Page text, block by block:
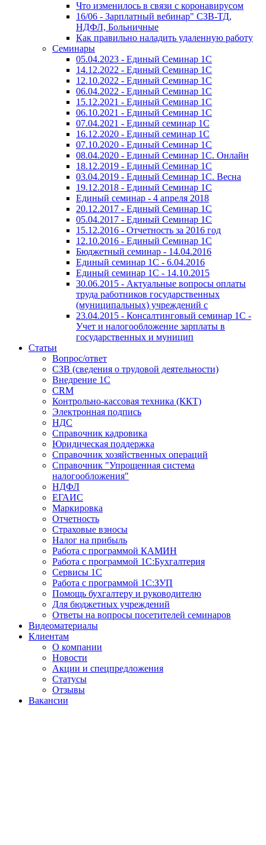
Что изменилось в связи с коронавирусом
16/06 - Зарплатный вебинар" СЗВ-ТД,
НДФЛ, Больничные
Как правильно наладить удаленную работу
Семинары
05.04.2023 - Единый Семинар 1С
14.12.2022 - Единый Семинар 1С
12.10.2022 - Единый Семинар 1С
06.04.2022 - Единый Семинар 1С
15.12.2021 - Единый Семинар 1С
06.10.2021 - Единый Семинар 1С
07.04.2021 - Единый семинар 1С
16.12.2020 - Единый семинар 1С
07.10.2020 - Единый Семинар 1С
08.04.2020 - Единый Семинар 1С. Онлайн
18.12.2019 - Единый Семинар 1С
03.04.2019 - Единый Семинар 1С. Весна
19.12.2018 - Единый Семинар 1С
Единый семинар - 4 апреля 2018
20.12.2017 - Единый Семинар 1С
05.04.2017 - Единый Семинар 1С
15.12.2016 - Отчетность за 2016 год
12.10.2016 - Единый Семинар 1С
Бюджетный семинар - 14.04.2016
Единый семинар 1С - 6.04.2016
Единый семинар 1С - 14.10.2015
30.06.2015 - Актуальные вопросы оплаты
труда работников государственных
(муниципальных) учреждений с
23.04.2015 - Консалтинговый семинар 1С -
Учет и налогообложение зарплаты в
государственных и муницип
Статьи
Вопрос/ответ
СЗВ (сведения о трудовой деятельности)
Внедрение 1С
CRM
Контрольно-кассовая техника (ККТ)
Электронная подпись
НДС
Справочник кадровика
Юридическая поддержка
Справочник хозяйственных операций
Справочник "Упрощенная система
налогообложения"
НДФЛ
ЕГАИС
Маркировка
Отчетность
Страховые взносы
Налог на прибыль
Работа с программой КАМИН
Работа с программой 1С:Бухгалтерия
Сервисы 1С
Работа с программой 1С:ЗУП
Помощь бухгалтеру и руководителю
Для бюджетных учреждений
Ответы на вопросы посетителей семинаров
Видеоматериалы
Клиентам
О компании
Новости
Акции и спецпредложения
Статусы
Отзывы
Вакансии